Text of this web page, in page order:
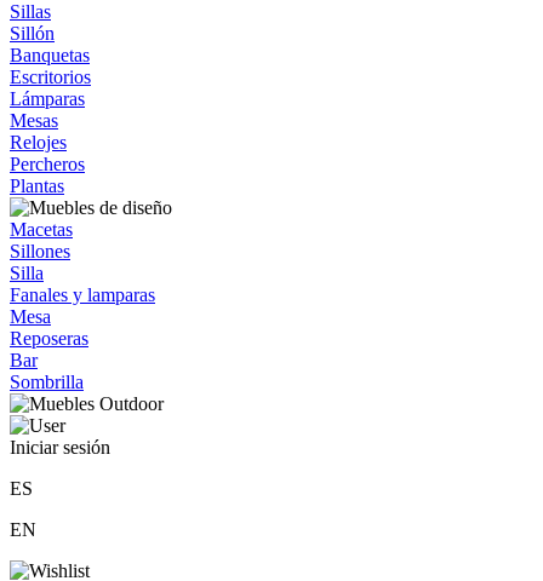
Sillas
Sillón
Banquetas
Escritorios
Lámparas
Mesas
Relojes
Percheros
Plantas
Macetas
Sillones
Silla
Fanales y lamparas
Mesa
Reposeras
Bar
Sombrilla
Iniciar sesión
ES
EN